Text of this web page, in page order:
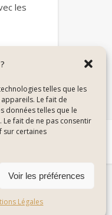
telles que les
Le fait de
données telles que le
fait de ne pas consentir
sur certaines
Voir les préférences
Légales
les
Nature